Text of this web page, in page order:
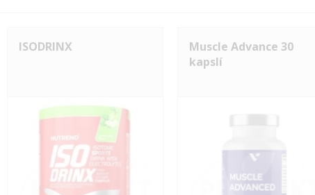
ISODRINX
Muscle Advance 30
kapslí